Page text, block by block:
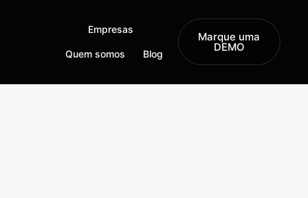
Empresas
Quem somos Blog
Marque uma
DEMO